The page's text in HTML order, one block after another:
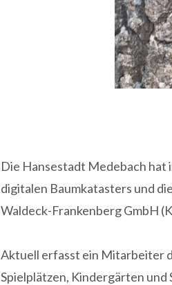
Die Hansestadt Medebach hat
digitalen Baumkatasters und
Waldeck-Frankenberg GmbH
Aktuell erfasst ein Mitarbeiter
Spielplätzen, Kindergärten und